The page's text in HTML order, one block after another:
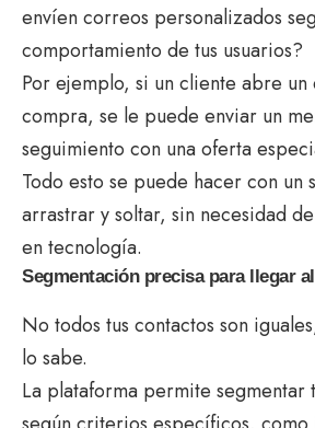
envíen correos personalizados
comportamiento de tus usuarios?
Por ejemplo, si un cliente abre
compra, se le puede enviar un
seguimiento con una oferta
Todo esto se puede hacer con
arrastrar y soltar, sin necesidad
en tecnología.
Segmentación precisa para llegar
No todos tus contactos son
lo sabe.
La plataforma permite segmentar